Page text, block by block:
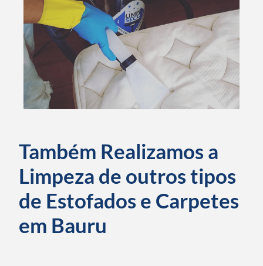
Também Realizamos a
Limpeza de outros tipos
de Estofados e Carpetes
em Bauru